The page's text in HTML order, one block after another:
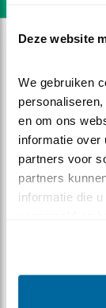
Deze website
We gebruiken
en om ons
informatie over
partners voor
partners
informatie die